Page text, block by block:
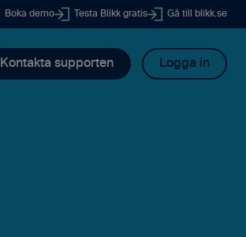
Boka demo Testa Blikk gratis Gå till blikk.se
Kontakta supporten Logga in